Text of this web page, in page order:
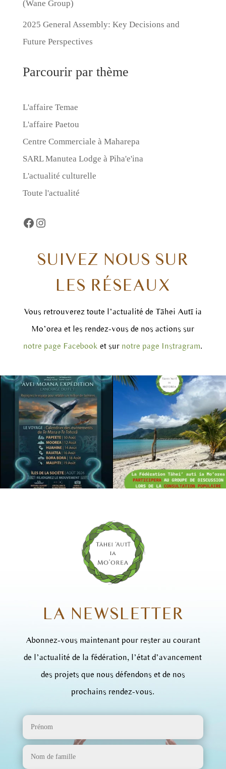
(Wane Group)
2025 General Assembly: Key Decisions and
Future Perspectives
Parcourir par thème
L'affaire Temae
L'affaire Paetou
Centre Commerciale à Maharepa
SARL Manutea Lodge à Piha'e'ina
L'actualité culturelle
Toute l'actualité
Facebook
https://www.instagram.com/
SUIVEZ NOUS SUR
LES RÉSEAUX
Vous retrouverez toute l’actualité de Tāhei Autī ia
Mo’orea et les rendez-vous de nos actions sur
notre page Facebook et sur notre page Instragram.
LA NEWSLETTER
Abonnez-vous maintenant pour rester au courant
de l’actualité de la fédération, l’état d’avancement
des projets que nous défendons et de nos
prochains rendez-vous.